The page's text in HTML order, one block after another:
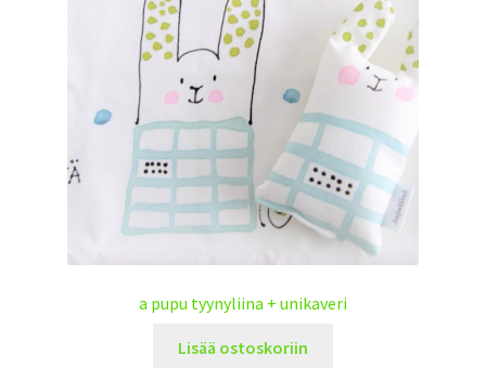
a pupu tyynyliina + unikaveri
Lisää ostoskoriin